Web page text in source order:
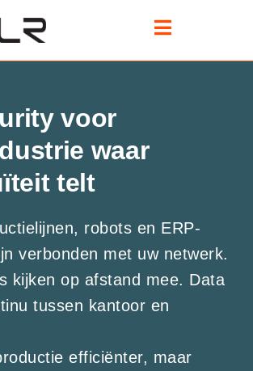
voor
waar
telt
robots en ERP-
verbonden met uw netwerk.
kijken op afstand mee. Data
tussen kantoor en
efficiënter, maar